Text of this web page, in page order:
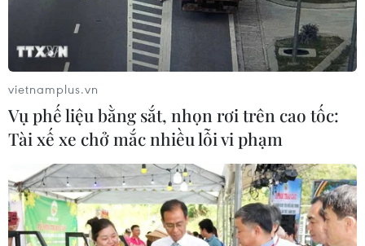
vietnamplus.vn
Vụ phế liệu bằng sắt, nhọn rơi trên cao tốc:
Tài xế xe chở mắc nhiều lỗi vi phạm